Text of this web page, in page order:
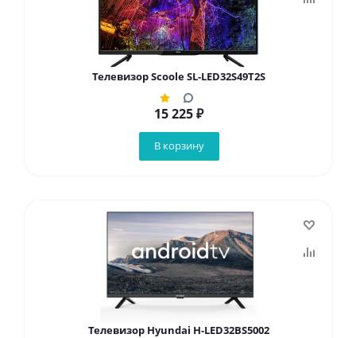
Телевизор Scoole SL-LED32S49T2S
15 225₽
В корзину
Телевизор Hyundai H-LED32BS5002